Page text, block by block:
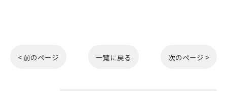
< 前のページ 一覧に戻る 次のページ >